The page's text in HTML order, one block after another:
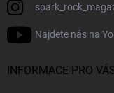
Najdete nás na
INFORMACE PRO